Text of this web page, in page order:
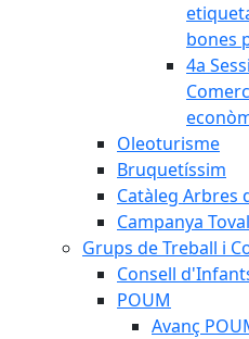
bones
4a
Oleoturisme
Bruquetíssim
Catàleg Arbres
Campanya
Grups de Treball i
Consell
POUM
Avanç